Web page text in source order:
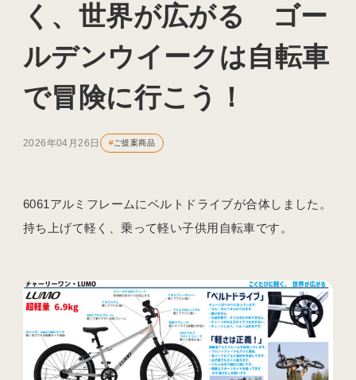
く、世界が広がる ゴー
ルデンウイークは自転車
で冒険に行こう！
2026年04月26日 #ご提案商品
6061アルミフレームにベルトドライブが合体しました。
持ち上げて軽く、乗って軽い子供用自転車です。